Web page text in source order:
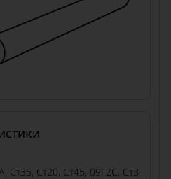
Ст35, Ст20, Ст45, 09Г2С, Ст3